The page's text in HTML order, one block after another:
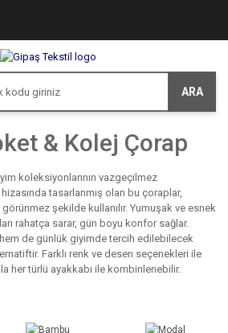
ARA
& Kolej Çorap
koleksiyonlarının vazgeçilmez
tasarlanmış olan bu çoraplar,
şekilde kullanılır. Yumuşak ve esnek
rahatça sarar, gün boyu konfor sağlar.
de günlük giyimde tercih edilebilecek
Farklı renk ve desen seçenekleri ile
her türlü ayakkabı ile kombinlenebilir.